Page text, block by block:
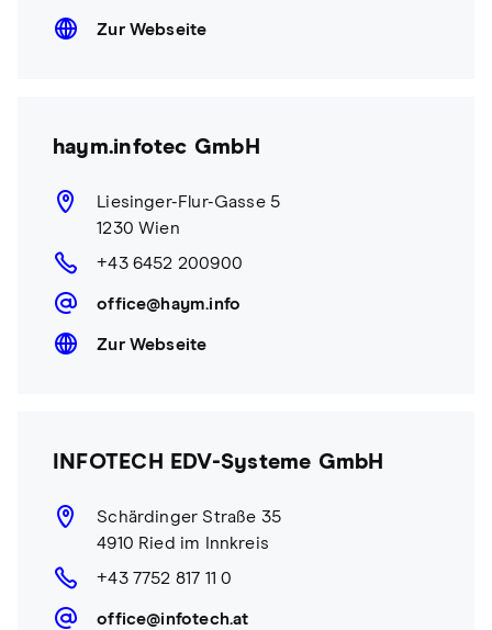
Zur Webseite
haym.infotec GmbH
Liesinger-Flur-Gasse 5
1230 Wien
+43 6452 200900
office@haym.info
Zur Webseite
INFOTECH EDV-Systeme GmbH
Schärdinger Straße 35
4910 Ried im Innkreis
+43 7752 817 11 0
office@infotech.at